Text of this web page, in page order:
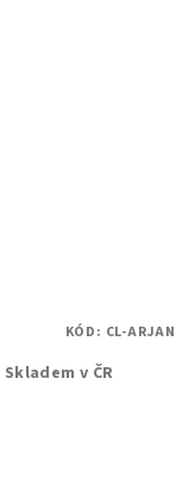
Skladem v ČR
KÓD: CL-ARJAN